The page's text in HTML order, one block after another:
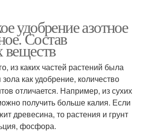
удобрение азотное
Состав
веществ
из каких частей растений была
как удобрение, количество
отличается. Например, из сухих
получить больше калия. Если
древесина, то растения и грунт
фосфора.